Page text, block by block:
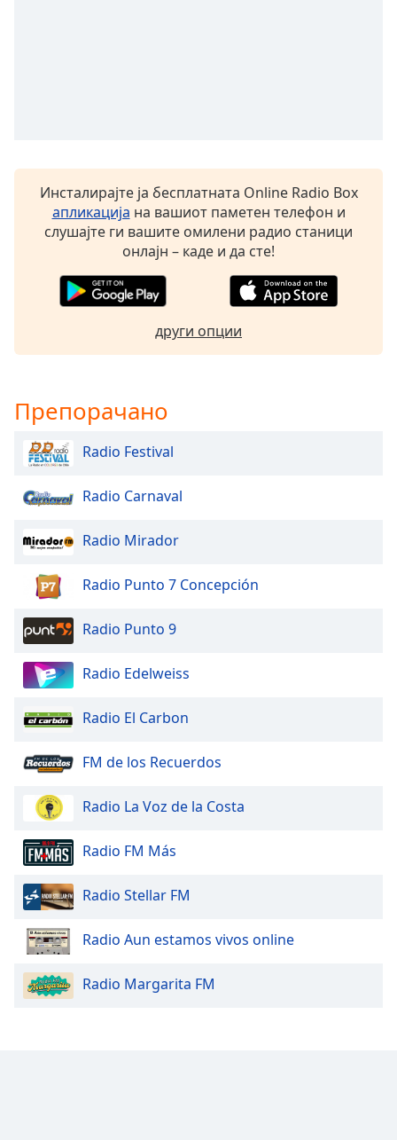
the
window.
Text
Color
Opacity
Caption
Background
Font
Size
Edge
Style
Family
Reset
Close
Modal
Инсталирајте ја бесплатната Online Radio Box
апликација на вашиот паметен телефон и
слушајте ги вашите омилени радио станици
онлајн – каде и да сте!
други опции
Препорачано
Radio Festival
Radio Carnaval
Radio Mirador
Radio Punto 7 Concepción
Radio Punto 9
Radio Edelweiss
Radio El Carbon
FM de los Recuerdos
Radio La Voz de la Costa
Radio FM Más
Radio Stellar FM
Radio Aun estamos vivos online
Radio Margarita FM